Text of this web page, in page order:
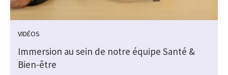
VIDÉOS
Immersion au sein de notre équipe Santé &
Bien-être